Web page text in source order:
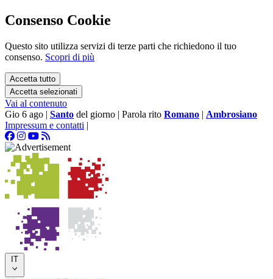
Consenso Cookie
Questo sito utilizza servizi di terze parti che richiedono il tuo
consenso. Scopri di più
Accetta tutto
Accetta selezionati
Vai al contenuto
Gio 6 ago | Santo del giorno | Parola rito Romano | Ambrosiano
Impressum e contatti |
IT